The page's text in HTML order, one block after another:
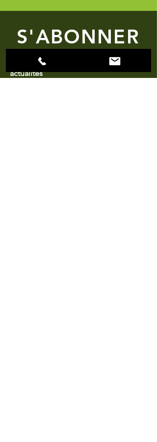
S'ABONNER
Abonnez-vous pour recevoir nos
actualités